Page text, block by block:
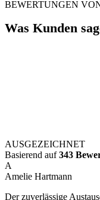
BEWERTUNGEN
Was Kunden
AUSGEZEICHNET
Basierend auf343
A
Amelie Hartmann
Der zuverlässige